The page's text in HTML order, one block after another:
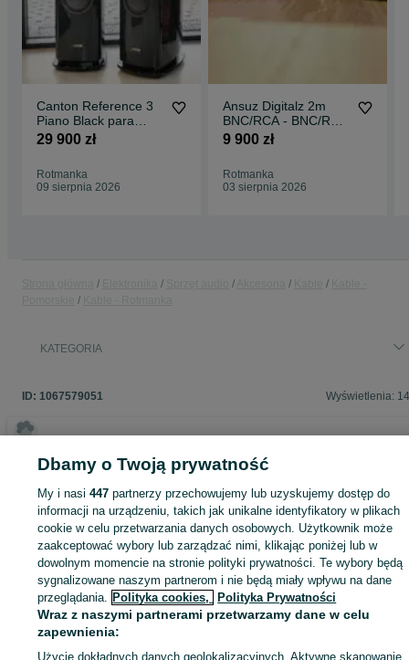
Canton Reference 3
Piano Black para
nowe pełna
29 900 zł
Rotmanka
09 sierpnia 2026
Ansuz Digitalz 2m
BNC/RCA - BNC/RCA
przewód cyfrowy
9 900 zł
Rotmanka
03 sierpnia 2026
KATEGORIA
ID: 1067579051 Wyświetlenia:
sprzedającym
Zaloguj się / Załóż konto
Zadzwoń / SMS Wyślij wiadomość
Dbamy o Twoją prywatność
My i nasi447 partnerzy przechowujemy lub uzyskujemy dostęp do
informacji na urządzeniu, takich jak unikalne identyfikatory w plikach
cookie w celu przetwarzania danych osobowych. Użytkownik może
zaakceptować wybory lub zarządzać nimi, klikając poniżej lub w
dowolnym momencie na stronie polityki prywatności. Te wybory będą
sygnalizowane naszym partnerom i nie będą miały wpływu na dane
przeglądania. Polityka cookies, Polityka Prywatności
Wraz z naszymi partnerami przetwarzamy dane w celu
zapewnienia:
Użycie dokładnych danych geolokalizacyjnych. Aktywne skanowanie